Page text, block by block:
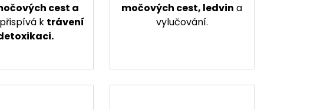
cest a
k trávení
močových cest, ledvin a
vylučování.